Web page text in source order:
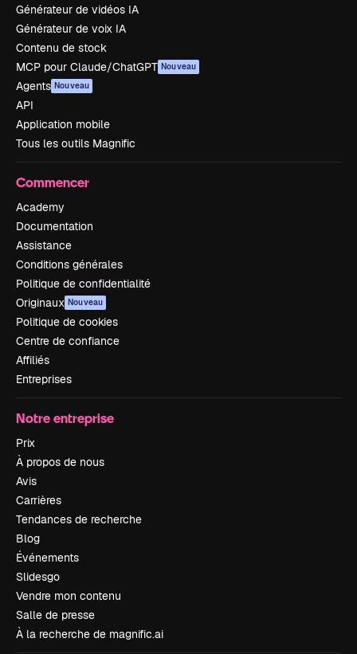
Générateur de vidéos IA
Générateur de voix IA
Contenu de stock
MCP pour Claude/ChatGPT Nouveau
Agents Nouveau
API
Application mobile
Tous les outils Magnific
Commencer
Academy
Documentation
Assistance
Conditions générales
Politique de confidentialité
Originaux Nouveau
Politique de cookies
Centre de confiance
Affiliés
Entreprises
Notre entreprise
Prix
À propos de nous
Avis
Carrières
Tendances de recherche
Blog
Événements
Slidesgo
Vendre mon contenu
Salle de presse
À la recherche de magnific.ai